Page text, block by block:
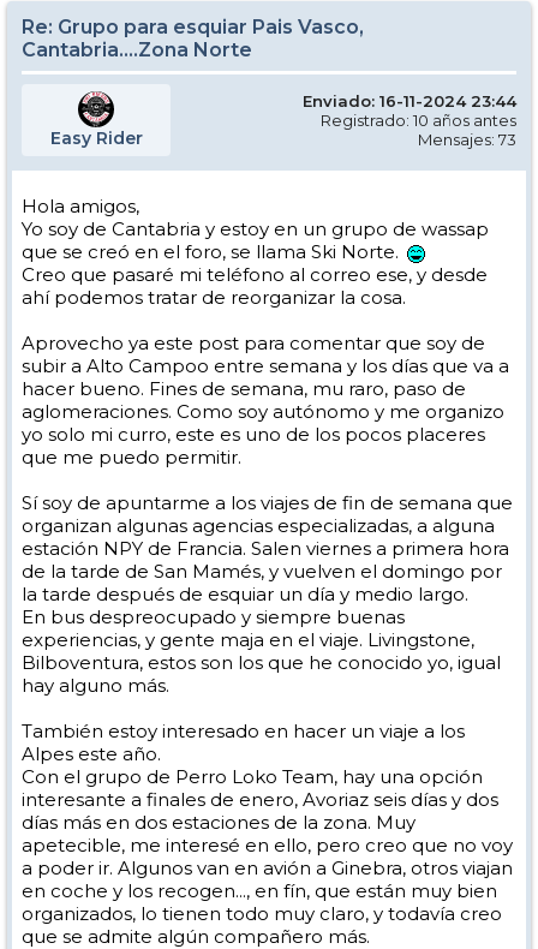
Re: Grupo para esquiar Pais Vasco,
Cantabria....Zona Norte
Easy Rider
Enviado: 16-11-2024 23:44
Registrado: 10 años antes
Mensajes: 73
Hola amigos,
Yo soy de Cantabria y estoy en un grupo de wassap
que se creó en el foro, se llama Ski Norte.
Creo que pasaré mi teléfono al correo ese, y desde
ahí podemos tratar de reorganizar la cosa.
Aprovecho ya este post para comentar que soy de
subir a Alto Campoo entre semana y los días que va a
hacer bueno. Fines de semana, mu raro, paso de
aglomeraciones. Como soy autónomo y me organizo
yo solo mi curro, este es uno de los pocos placeres
que me puedo permitir.
Sí soy de apuntarme a los viajes de fin de semana que
organizan algunas agencias especializadas, a alguna
estación NPY de Francia. Salen viernes a primera hora
de la tarde de San Mamés, y vuelven el domingo por
la tarde después de esquiar un día y medio largo.
En bus despreocupado y siempre buenas
experiencias, y gente maja en el viaje. Livingstone,
Bilboventura, estos son los que he conocido yo, igual
hay alguno más.
También estoy interesado en hacer un viaje a los
Alpes este año.
Con el grupo de Perro Loko Team, hay una opción
interesante a finales de enero, Avoriaz seis días y dos
días más en dos estaciones de la zona. Muy
apetecible, me interesé en ello, pero creo que no voy
a poder ir. Algunos van en avión a Ginebra, otros viajan
en coche y los recogen..., en fín, que están muy bien
organizados, lo tienen todo muy claro, y todavía creo
que se admite algún compañero más.